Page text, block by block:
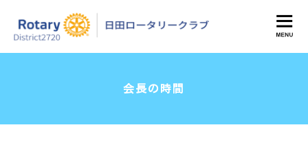
日田ロータリークラブ
会長の時間